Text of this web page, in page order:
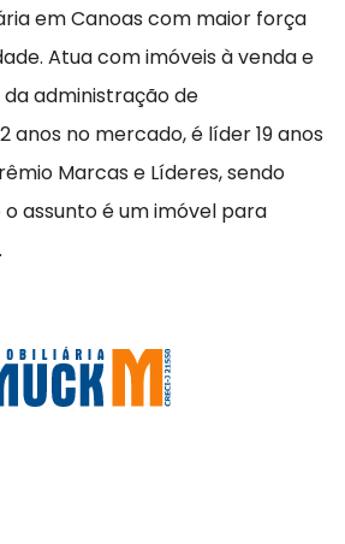
em Canoas com maior força
Atua com imóveis à venda e
administração de
anos no mercado, é líder 19 anos
Marcas e Líderes, sendo
assunto é um imóvel para